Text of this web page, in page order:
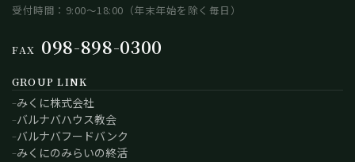
受付時間：9:00～18:00（年末年始を除く毎日）
FAX 098-898-0300
GROUP LINK
みくに株式会社
バルナバハウス教会
バルナバフードバンク
みくにのみらいの終活